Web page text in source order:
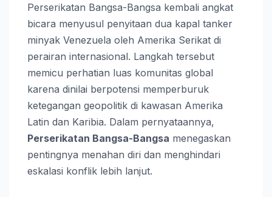
Perserikatan Bangsa-Bangsa kembali angkat
bicara menyusul penyitaan dua kapal tanker
minyak Venezuela oleh Amerika Serikat di
perairan internasional. Langkah tersebut
memicu perhatian luas komunitas global
karena dinilai berpotensi memperburuk
ketegangan geopolitik di kawasan Amerika
Latin dan Karibia. Dalam pernyataannya,
Perserikatan Bangsa-Bangsa menegaskan
pentingnya menahan diri dan menghindari
eskalasi konflik lebih lanjut.